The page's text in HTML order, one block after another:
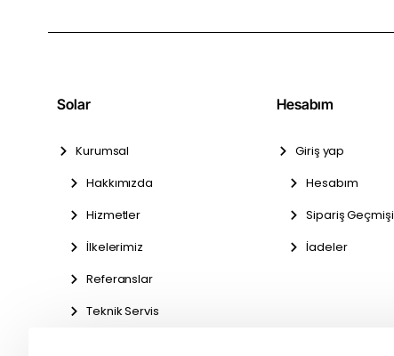
Solar
Kurumsal
Hakkımızda
Hizmetler
İlkelerimiz
Referanslar
Teknik Servis
Hesabım
Giriş yap
Hesabım
Sipariş Geçmişi
İadeler